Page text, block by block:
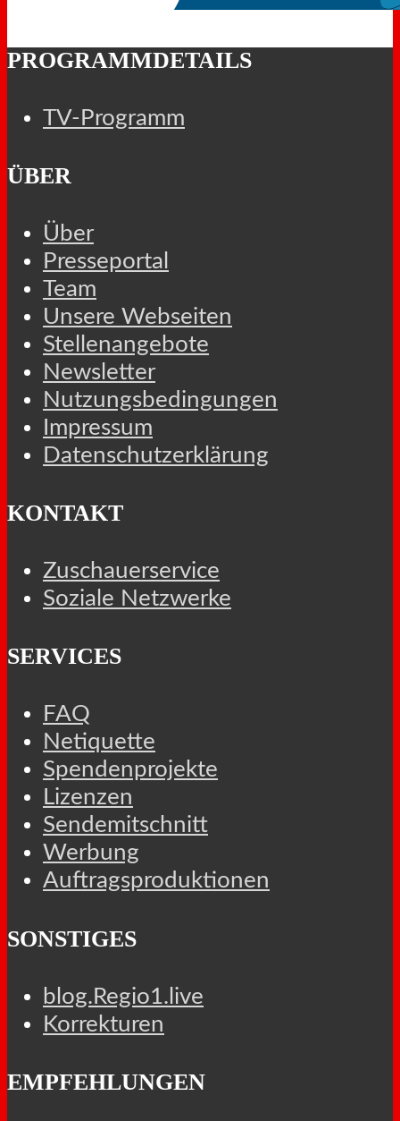
PROGRAMMDETAILS
TV-Programm
ÜBER
Über
Presseportal
Team
Unsere Webseiten
Stellenangebote
Newsletter
Nutzungsbedingungen
Impressum
Datenschutzerklärung
KONTAKT
Zuschauerservice
Soziale Netzwerke
SERVICES
FAQ
Netiquette
Spendenprojekte
Lizenzen
Sendemitschnitt
Werbung
Auftragsproduktionen
SONSTIGES
blog.Regio1.live
Korrekturen
EMPFEHLUNGEN